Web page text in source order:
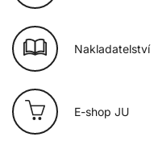
Nakladatelství
E-shop JU